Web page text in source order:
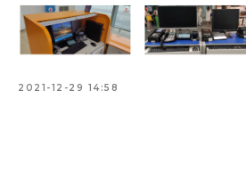
2021-12-29 14:58